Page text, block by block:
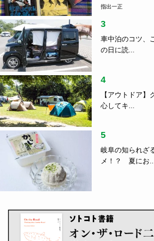
指出一正
3
車中泊のコツ、
の日に読...
4
【アウトドア】
心してキ...
5
岐阜の知られざ
メ！？ 夏にお...